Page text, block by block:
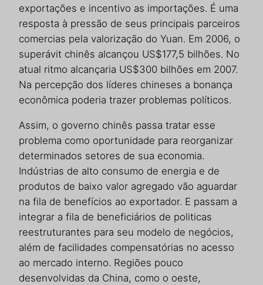
exportações e incentivo as importações. É uma
resposta à pressão de seus principais parceiros
comercias pela valorização do Yuan. Em 2006, o
superávit chinês alcançou US$177,5 bilhões. No
atual ritmo alcançaria US$300 bilhões em 2007.
Na percepção dos líderes chineses a bonança
econômica poderia trazer problemas políticos.
Assim, o governo chinês passa tratar esse
problema como oportunidade para reorganizar
determinados setores de sua economia.
Indústrias de alto consumo de energia e de
produtos de baixo valor agregado vão aguardar
na fila de benefícios ao exportador. E passam a
integrar a fila de beneficiários de politicas
reestruturantes para seu modelo de negócios,
além de facilidades compensatórias no acesso
ao mercado interno. Regiões pouco
desenvolvidas da China, como o oeste,